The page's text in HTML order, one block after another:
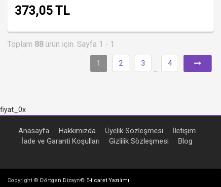
373,05 TL
Toplam 88 ürün için. Sayfa 1 - 1
1 2 3
...
4
fiyat_0x
Anasayfa Hakkımızda Üyelik Sözleşmesi
İletişim
İade ve Garanti Koşulları
Gizlilik Sözleşmesi Blog
Copyright © Dörtgen Dizayn® E-ticaret Yazılımı